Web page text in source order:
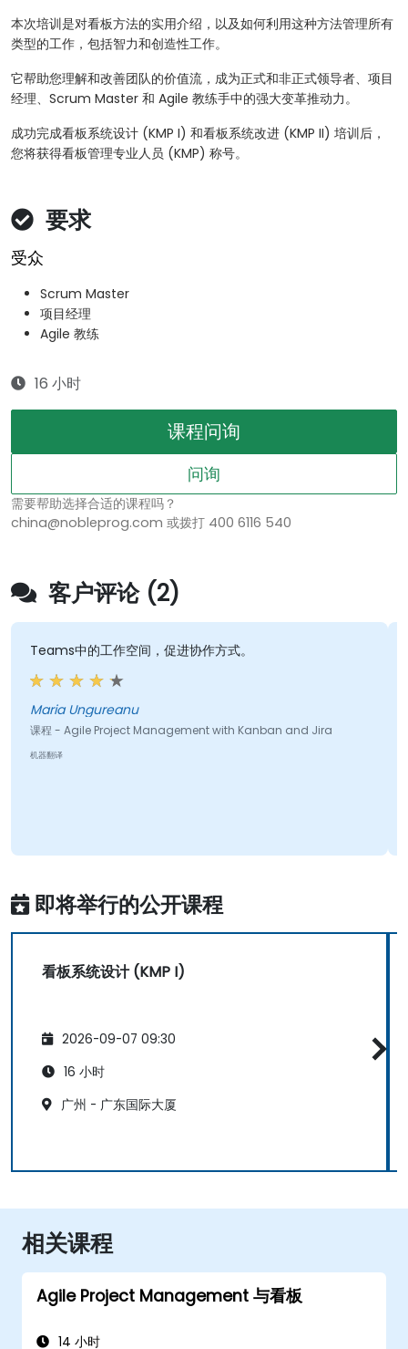
本次培训是对看板方法的实用介绍，以及如何利用这种方法管理所有
类型的工作，包括智力和创造性工作。
它帮助您理解和改善团队的价值流，成为正式和非正式领导者、项目
经理、Scrum Master 和 Agile 教练手中的强大变革推动力。
成功完成看板系统设计 (KMP I) 和看板系统改进 (KMP II) 培训后，
您将获得看板管理专业人员 (KMP) 称号。
要求
受众
Scrum Master
项目经理
Agile 教练
16 小时
课程问询
问询
需要帮助选择合适的课程吗？
china@nobleprog.com 或拨打 400 6116 540
客户评论 (2)
Teams中的工作空间，促进协作方式。
Maria Ungureanu
课程 - Agile Project Management with Kanban and Jira
机器翻译
即将举行的公开课程
看板系统设计 (KMP I)
2026-09-07 09:30
16 小时
广州 - 广东国际大厦
相关课程
Agile Project Management 与看板
14 小时